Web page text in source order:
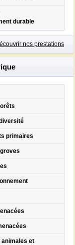
durable
nos prestations
primaires
animales et